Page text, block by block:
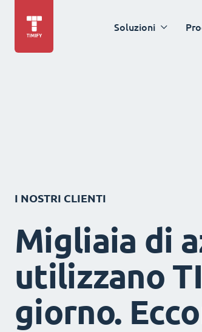
Soluzioni
I NOSTRI CLIENTI
Migliaia di
utilizzano
giorno.